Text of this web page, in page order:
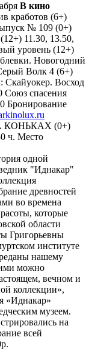
В кино
(6+)
№ 109 (0+)
11.30, 13.50,
уровень (12+)
Новогодний
Волк 4 (6+)
Скайуокер. Восход
спасения
Бронирование
(0+)
ч. Место
одной
"Иднакар"
древностей
во времена
которые
области
Григорьевны
институте
нашему
можно
вечном и
коллекции»,
«Иднакар»
музеем.
на
всей